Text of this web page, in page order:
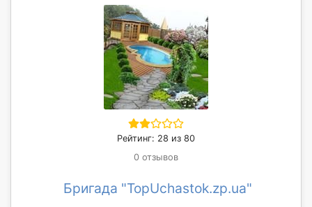
Рейтинг: 28 из 80
0 отзывов
Бригада "TopUchastok.zp.ua"